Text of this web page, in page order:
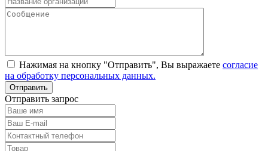
Нажимая на кнопку "Отправить", Вы выражаете согласие
на обработку персональных данных.
Отправить запрос